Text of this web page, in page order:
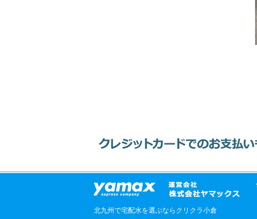
北九州で宅配水を選ぶならクリクラ小倉